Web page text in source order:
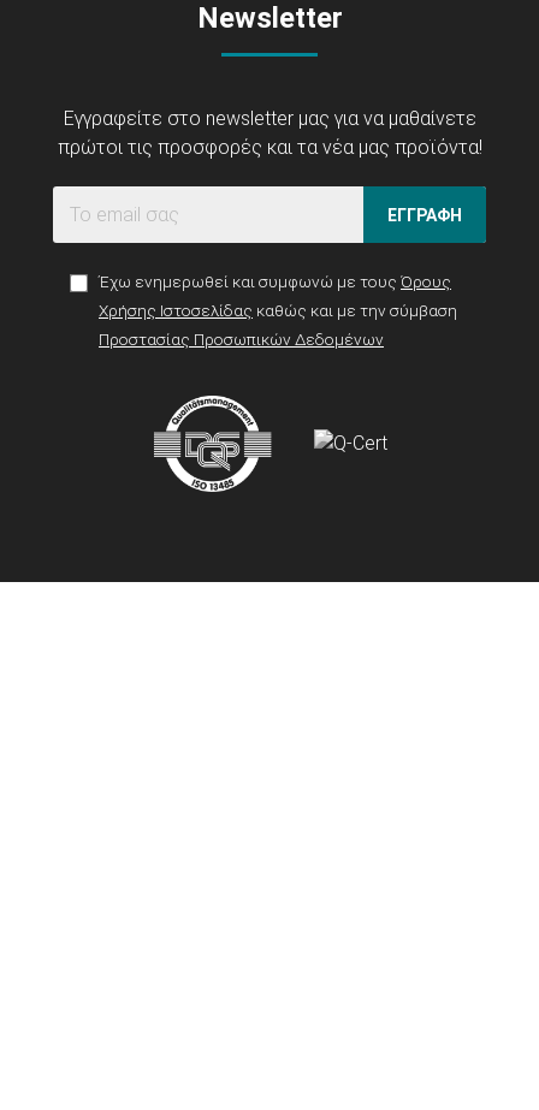
Newsletter
Εγγραφείτε στο newsletter μας για να μαθαίνετε
πρώτοι τις προσφορές και τα νέα μας προϊόντα!
ΕΓΓΡΑΦΗ
Έχω ενημερωθεί και συμφωνώ με τους Όρους
Χρήσης Ιστοσελίδας καθώς και με την σύμβαση
Προστασίας Προσωπικών Δεδομένων